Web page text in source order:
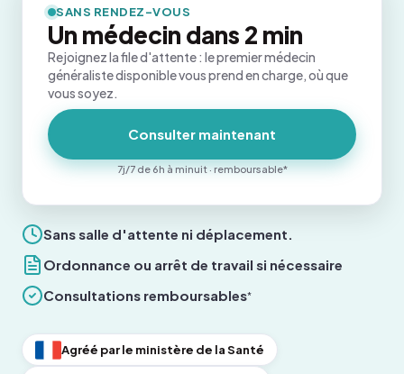
Sans salle d'attente ni déplacement.
Ordonnance ou arrêt de travail si nécessaire
Consultations remboursables*
Agréé par le ministère de la Santé
SANS RENDEZ-VOUS
Un médecin dans 2 min
Rejoignez la file d'attente : le premier médecin
généraliste disponible vous prend en charge, où que
vous soyez.
Consulter maintenant
7j/7 de 6h à minuit · remboursable*